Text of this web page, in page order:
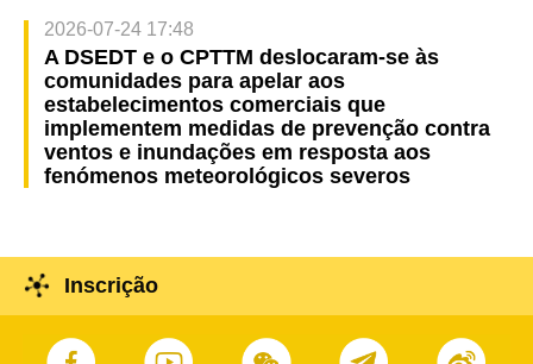
2026-07-24 17:48
A DSEDT e o CPTTM deslocaram-se às
comunidades para apelar aos
estabelecimentos comerciais que
implementem medidas de prevenção contra
ventos e inundações em resposta aos
fenómenos meteorológicos severos
Inscrição